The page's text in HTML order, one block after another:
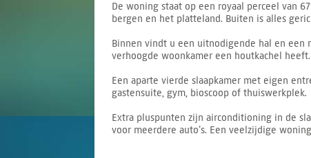
De woning staat op een royaal perceel van
bergen en het platteland. Buiten is alles
Binnen vindt u een uitnodigende hal en
verhoogde woonkamer een houtkachel
Een aparte vierde slaapkamer met eigen
gastensuite, gym, bioscoop of thuiswerkplek.
Extra pluspunten zijn airconditioning in de
voor meerdere auto’s. Een veelzijdige